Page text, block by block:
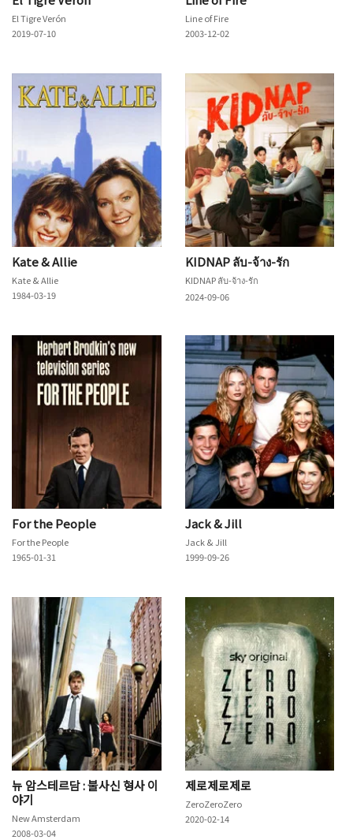
El Tigre Verón
2019-07-10
Line of Fire
2003-12-02
Kate & Allie
Kate & Allie
1984-03-19
KIDNAP ลับ-จ้าง-รัก
KIDNAP ลับ-จ้าง-รัก
2024-09-06
For the People
For the People
1965-01-31
Jack & Jill
Jack & Jill
1999-09-26
뉴 암스테르담 : 불사신 형사 이
야기
New Amsterdam
2008-03-04
제로제로제로
ZeroZeroZero
2020-02-14